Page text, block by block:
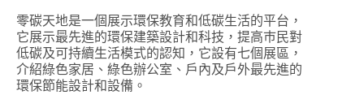
零碳天地是一個展示環保教育和低碳生活的平台，
它展示最先進的環保建築設計和科技，提高巿民對
低碳及可持續生活模式的認知，它設有七個展區，
介紹綠色家居、綠色辦公室、戶內及戶外最先進的
環保節能設計和設備。